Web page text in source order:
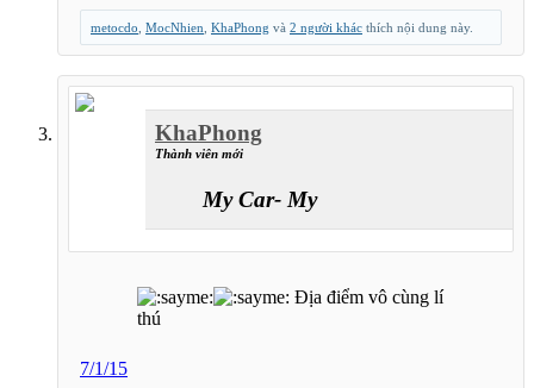
metocdo MocNhien KhaPhong và 2 người khác thích nội dung này.
KhaPhong
Thành viên mới
My Car- My Love
Địa điểm vô cùng lí
thú
7/1/15